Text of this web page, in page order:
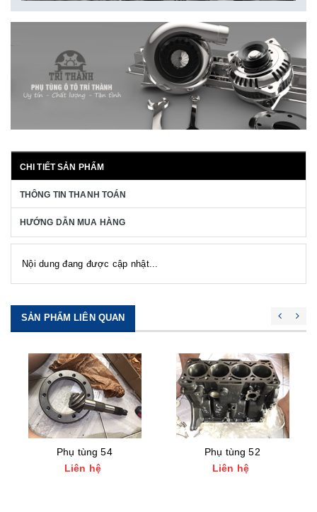
CHI TIẾT SẢN PHẨM
THÔNG TIN THANH TOÁN
HƯỚNG DẪN MUA HÀNG
Nội dung đang được cập nhật...
SẢN PHẨM LIÊN QUAN
Phụ tùng 54
Liên hệ
Phụ tùng 52
Liên hệ